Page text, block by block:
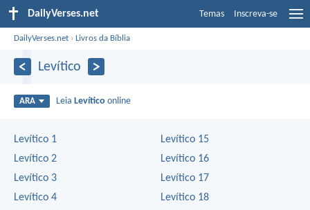
DailyVerses.net Temas Inscreva-se
DailyVerses.net ›Livros da Bíblia
Levítico
ARA Leia Levítico online
Levítico 1
Levítico 2
Levítico 3
Levítico 4
Levítico 15
Levítico 16
Levítico 17
Levítico 18